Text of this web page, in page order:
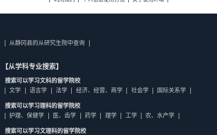
从静冈县的从研究生院中查询
【从学科专业搜索】
搜索可以学习文科的留学院校
文学
语言学 法学 经济、经营、商学 社会学 国际关系学
搜索可以学习理科的留学院校
护理、保健学
医、齿学 药学 理学 工学 农、水产学
搜索可以学习文理科的留学院校